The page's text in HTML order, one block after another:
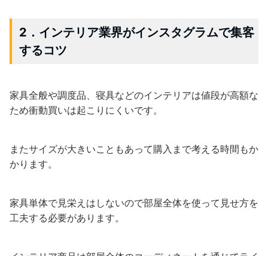
2．インテリア業界がインスタグラムで集客
するコツ
家具全般や調度品、寝具などのインテリアは値段が高額な
ため衝動買いは起こりにくいです。
またサイズが大きいこともあって購入まで考える時間もか
かります。
家具単体で見栄えはしないので部屋全体を使って見せ方を
工夫する必要があります。